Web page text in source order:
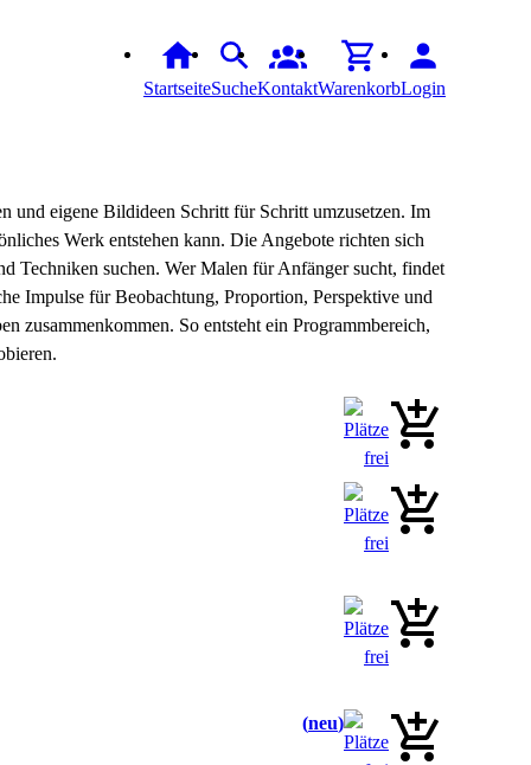
StartseiteSucheKontaktWarenkorbLogin
und eigene Bildideen Schritt für Schritt umzusetzen. Im
Werk entstehen kann. Die Angebote richten sich
Techniken suchen. Wer Malen für Anfänger sucht, findet
Impulse für Beobachtung, Proportion, Perspektive und
zusammenkommen. So entsteht ein Programmbereich,
neu